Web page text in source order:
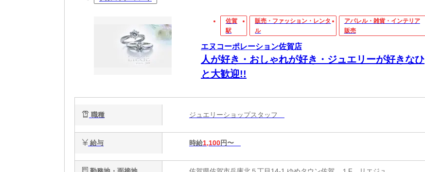
佐賀
駅
販売・ファッション・レンタ
ル
アパレル・雑貨・インテリア
販売
エヌコーポレーション佐賀店
人が好き・おしゃれが好き・ジュエリーが好きなひ
と大歓迎!!
職種 ジュエリーショップスタッフ
給与 時給1,100円〜